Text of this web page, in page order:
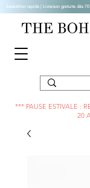
Expédition rapide | Livraison gratuite dès 70
*** PAUSE ESTIVALE :
20